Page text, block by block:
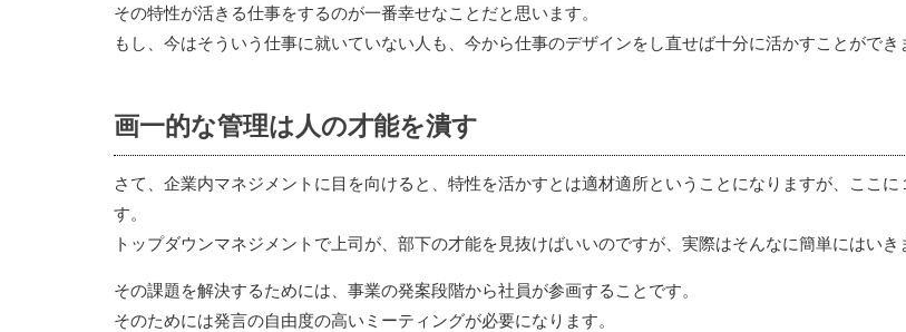
その特性が活きる仕事をするのが一番幸せなことだと思います。
もし、今はそういう仕事に就いていない人も、今から仕事のデザインをし直せば十分に活かすことができ
画一的な管理は人の才能を潰す
さて、企業内マネジメントに目を向けると、特性を活かすとは適材適所ということになりますが、ここに
す。
トップダウンマネジメントで上司が、部下の才能を見抜けばいいのですが、実際はそんなに簡単にはいき
その課題を解決するためには、事業の発案段階から社員が参画することです。
そのためには発言の自由度の高いミーティングが必要になります。